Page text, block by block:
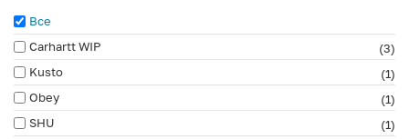
Все
Carhartt WIP
(3)
Kusto
(1)
Obey
(1)
SHU
(1)